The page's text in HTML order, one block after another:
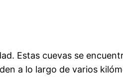
Estas cuevas se
a lo largo de varios